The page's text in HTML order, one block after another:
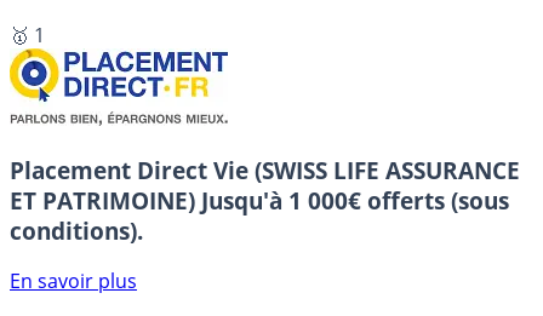
🥇 1
Placement Direct Vie (SWISS LIFE ASSURANCE
ET PATRIMOINE) Jusqu'à 1 000€ offerts (sous
conditions).
En savoir plus